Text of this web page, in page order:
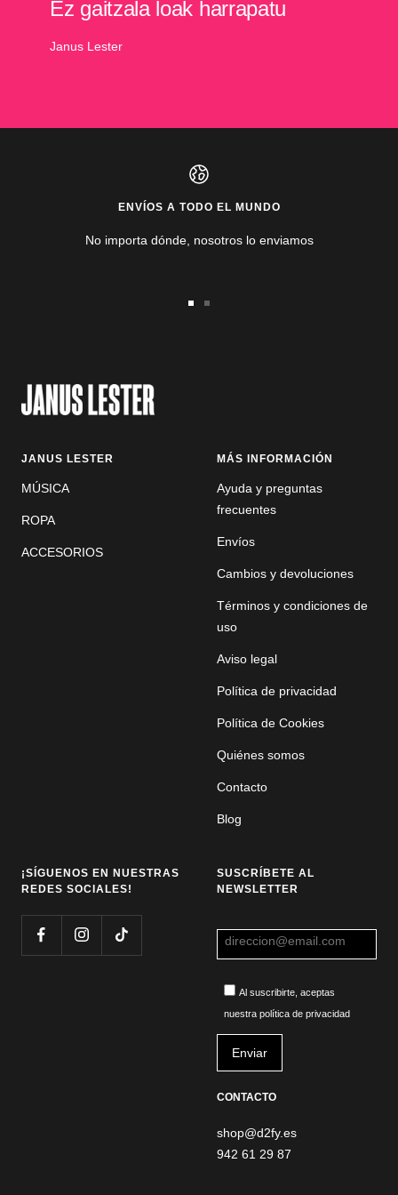
Ez gaitzala loak harrapatu
Janus Lester
ENVÍOS A TODO EL MUNDO
No importa dónde, nosotros lo enviamos
JANUS LESTER
MÚSICA
ROPA
ACCESORIOS
MÁS INFORMACIÓN
Ayuda y preguntas
frecuentes
Envíos
Cambios y devoluciones
Términos y condiciones de
uso
Aviso legal
Política de privacidad
Política de Cookies
Quiénes somos
Contacto
Blog
¡SÍGUENOS EN NUESTRAS
REDES SOCIALES!
SUSCRÍBETE AL
NEWSLETTER
Al suscribirte, aceptas
nuestra política de privacidad
CONTACTO
shop@d2fy.es
942 61 29 87